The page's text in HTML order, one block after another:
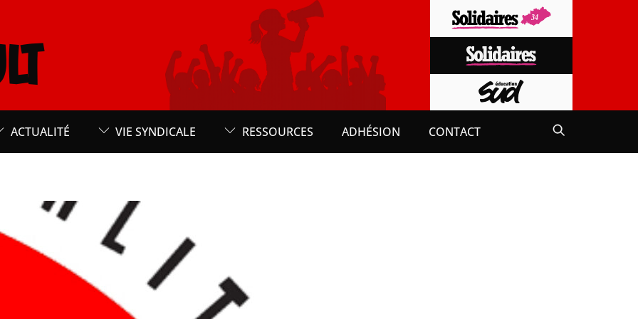
ACTUALITÉ VIE SYNDICALE RESSOURCES ADHÉSION CONTACT